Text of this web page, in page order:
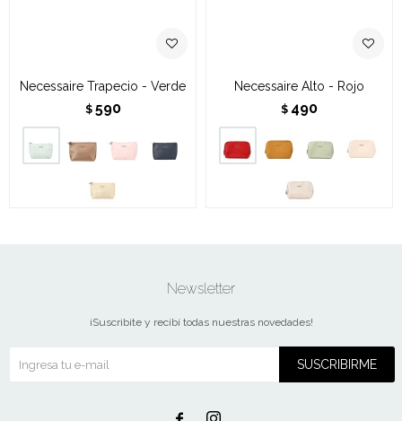
Necessaire Trapecio - Verde
$ 590
Necessaire Alto - Rojo
$ 490
Newsletter
¡Suscribite y recibí todas nuestras novedades!
SUSCRIBIRME